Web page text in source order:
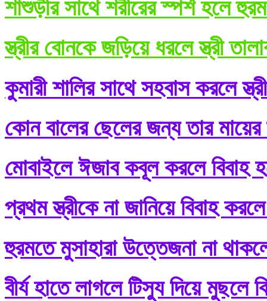
শাশুড়ীর সাথে শরীরের স্পর্শ হলে
স্ত্রীর বোনকে জড়িয়ে ধরলে স্ত্রী
কুমারী শালির সাথে সহবাস করলে
কোন বালের ছেলের জন্য তার মায়ের
মোবাইলে ঈজাব কবূল করলে বিবাহ
প্রথম স্ত্রীকে না জানিয়ে বিবাহ
হুরমতে মুসাহারা উত্তেজনা না
বীর্য হাতে লাগলে টিস্যু দিয়ে